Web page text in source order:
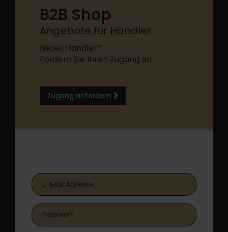
B2B Shop
Angebote für Händler
Neuer Händler?
Fordern Sie Ihren Zugang an.
Zugang anfordern